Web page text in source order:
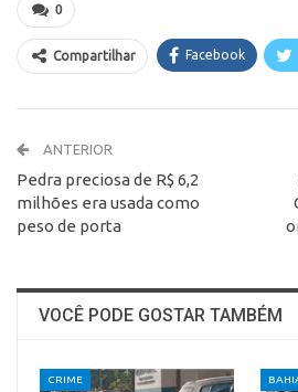
0
Compartilhar Facebook
ANTERIOR
Pedra preciosa de R$ 6,2
milhões era usada como
peso de porta
VOCÊ PODE GOSTAR TAMBÉM
CRIME